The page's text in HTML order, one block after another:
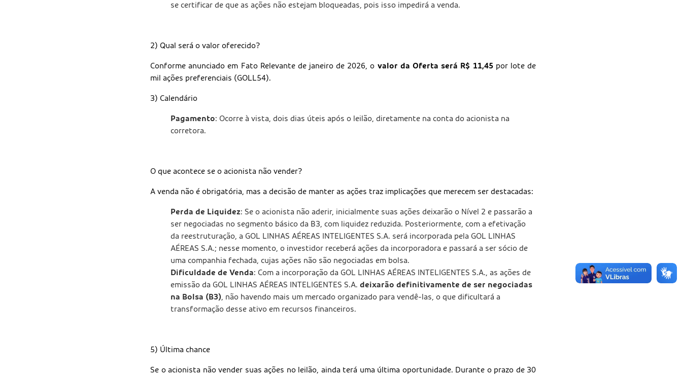
se certificar de que as ações não estejam bloqueadas, pois isso impedirá a venda.
2) Qual será o valor oferecido?
Conforme anunciado em Fato Relevante de janeiro de 2026, o valor da Oferta será R$ 11,45por lote de
mil ações preferenciais (GOLL54).
3) Calendário
Pagamento: Ocorre à vista, dois dias úteis após o leilão, diretamente na conta do acionista na
corretora.
O que acontece se o acionista não vender?
A venda não é obrigatória, mas a decisão de manter as ações traz implicações que merecem ser destacadas:
Perda de Liquidez: Se o acionista não aderir, inicialmente suas ações deixarão o Nível 2 e passarão a
ser negociadas no segmento básico da B3, com liquidez reduzida. Posteriormente, com a efetivação
da reestruturação, a GOL LINHAS AÉREAS INTELIGENTES S.A. será incorporada pela GOL LINHAS
AÉREAS S.A.; nesse momento, o investidor receberá ações da incorporadora e passará a ser sócio de
uma companhia fechada, cujas ações não são negociadas em bolsa.
Dificuldade de Venda: Com a incorporação da GOL LINHAS AÉREAS INTELIGENTES S.A., as ações de
emissão da GOL LINHAS AÉREAS INTELIGENTES S.A. deixarão definitivamente de ser negociadas
na Bolsa (B3) , não havendo mais um mercado organizado para vendê-las, o que dificultará a
transformação desse ativo em recursos financeiros.
5) Última chance
Se o acionista não vender suas ações no leilão, ainda terá uma última oportunidade. Durante o prazo de 30